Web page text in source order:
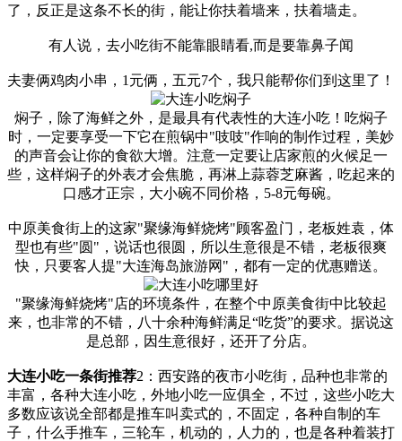
了，反正是这条不长的街，能让你扶着墙来，扶着墙走。
有人说，去小吃街不能靠眼睛看,而是要靠鼻子闻
夫妻俩鸡肉小串，1元俩，五元7个，我只能帮你们到这里了！
焖子，除了海鲜之外，是最具有代表性的大连小吃！吃焖子
时，一定要享受一下它在煎锅中"吱吱"作响的制作过程，美妙
的声音会让你的食欲大增。注意一定要让店家煎的火候足一
些，这样焖子的外表才会焦脆，再淋上蒜蓉芝麻酱，吃起来的
口感才正宗，大小碗不同价格，5-8元每碗。
中原美食街上的这家"聚缘海鲜烧烤"顾客盈门，老板姓袁，体
型也有些"圆"，说话也很圆，所以生意很是不错，老板很爽
快，只要客人提"大连海岛旅游网"，都有一定的优惠赠送。
"聚缘海鲜烧烤"店的环境条件，在整个中原美食街中比较起
来，也非常的不错，八十余种海鲜满足“吃货”的要求。据说这
是总部，因生意很好，还开了分店。
大连小吃一条街推荐2：西安路的夜市小吃街，品种也非常的
丰富，各种大连小吃，外地小吃一应俱全，不过，这些小吃大
多数应该说全部都是推车叫卖式的，不固定，各种自制的车
子，什么手推车，三轮车，机动的，人力的，也是各种着装打